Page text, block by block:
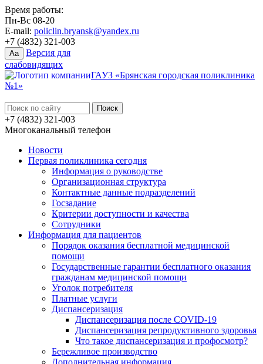
Время работы:
Пн-Вс 08-20
E-mail: policlin.bryansk@yandex.ru
+7 (4832) 321-003
Aa
Версия для
слабовидящих
ГАУЗ «Брянская городская поликлиника
№1»
+7 (4832) 321-003
Многоканальный телефон
Новости
Первая поликлиника сегодня
Информация о руководстве
Организационная структура
Контактные данные подразделений
Госзадание
Критерии доступности и качества
Сотрудники
Информация для пациентов
Порядок оказания бесплатной медицинской
помощи
Государственные гарантии бесплатного оказания
гражданам медицинской помощи
Уголок потребителя
Платные услуги
Диспансеризация
Диспансеризация после COVID-19
Диспансеризация репродуктивного здоровья
Что такое диспансеризация и профосмотр?
Бережливое производство
Дополнительная информация